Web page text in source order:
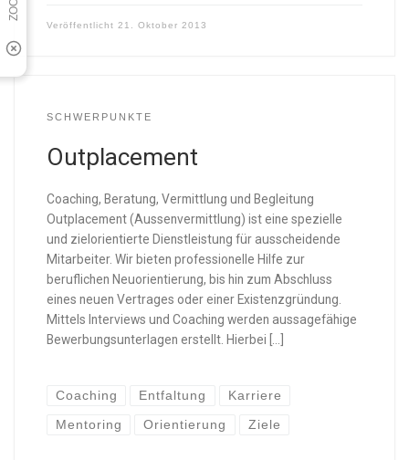
Veröffentlicht 21. Oktober 2013
SCHWERPUNKTE
Outplacement
Coaching, Beratung, Vermittlung und Begleitung
Outplacement (Aussenvermittlung) ist eine spezielle
und zielorientierte Dienstleistung für ausscheidende
Mitarbeiter. Wir bieten professionelle Hilfe zur
beruflichen Neuorientierung, bis hin zum Abschluss
eines neuen Vertrages oder einer Existenzgründung.
Mittels Interviews und Coaching werden aussagefähige
Bewerbungsunterlagen erstellt. Hierbei […]
Coaching Entfaltung Karriere
Mentoring Orientierung Ziele